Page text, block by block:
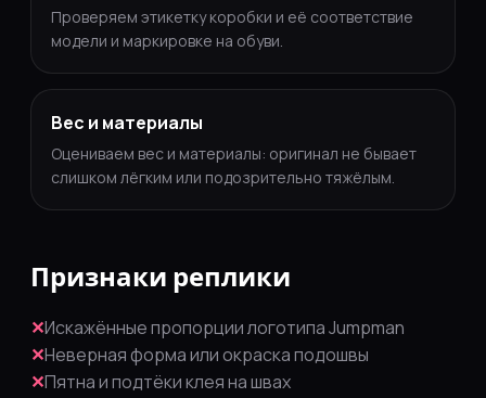
Проверяем этикетку коробки и её соответствие
модели и маркировке на обуви.
Вес и материалы
Оцениваем вес и материалы: оригинал не бывает
слишком лёгким или подозрительно тяжёлым.
Признаки реплики
✕Искажённые пропорции логотипа Jumpman
✕Неверная форма или окраска подошвы
✕Пятна и подтёки клея на швах